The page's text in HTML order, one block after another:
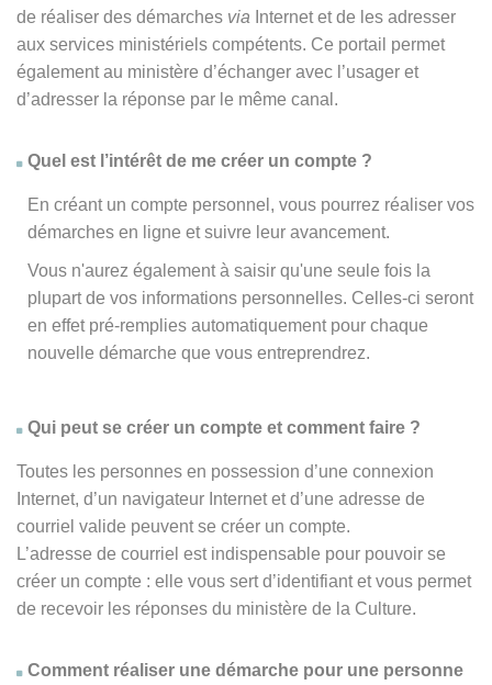
de réaliser des démarches via Internet et de les adresser
aux services ministériels compétents. Ce portail permet
également au ministère d’échanger avec l’usager et
d’adresser la réponse par le même canal.
Quel est l’intérêt de me créer un compte ?
En créant un compte personnel, vous pourrez réaliser vos
démarches en ligne et suivre leur avancement.
Vous n'aurez également à saisir qu'une seule fois la
plupart de vos informations personnelles. Celles-ci seront
en effet pré-remplies automatiquement pour chaque
nouvelle démarche que vous entreprendrez.
Qui peut se créer un compte et comment faire ?
Toutes les personnes en possession d’une connexion
Internet, d’un navigateur Internet et d’une adresse de
courriel valide peuvent se créer un compte.
L’adresse de courriel est indispensable pour pouvoir se
créer un compte : elle vous sert d’identifiant et vous permet
de recevoir les réponses du ministère de la Culture.
Comment réaliser une démarche pour une personne